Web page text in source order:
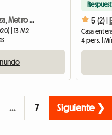
Studette Con Terraza, Metro Gambetta
| 13 M2
5 (2) |
Casa
4 pers. |
… 7 Siguiente ❯